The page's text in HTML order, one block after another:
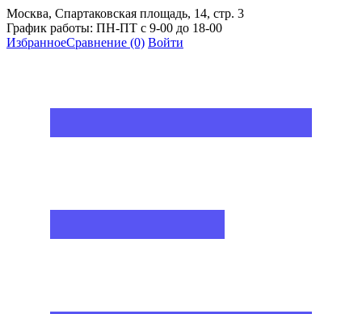
Москва, Спартаковская площадь, 14, стр. 3
График работы: ПН-ПТ с 9-00 до 18-00
ИзбранноеСравнение (0) Войти